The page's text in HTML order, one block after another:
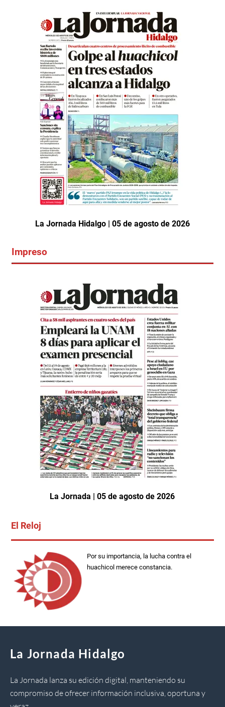
La Jornada Hidalgo | 05 de agosto de 2026
Impreso
La Jornada | 05 de agosto de 2026
El Reloj
Por su importancia, la lucha contra el
huachicol merece constancia.
La Jornada Hidalgo
La Jornada lanza su edición digital, manteniendo su
compromiso de ofrecer información inclusiva, oportuna y